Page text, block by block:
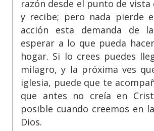
razón desde el punto de vista
y recibe; pero nada pierde
acción esta demanda de
esperar a lo que pueda
hogar. Si lo crees puedes
milagro, y la próxima ves
iglesia, puede que te
que antes no creía en
posible cuando creemos en
Dios.